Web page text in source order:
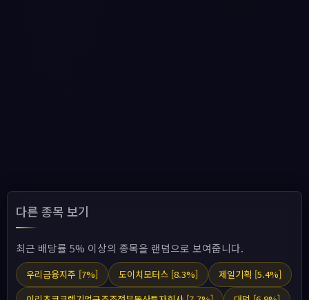
다른 종목 보기
최근 배당률 5% 이상의 종목을 랜덤으로 보여줍니다.
우리금융지주 [7%] 도이치모터스 [8.3%]
제일기획 [5.4%]